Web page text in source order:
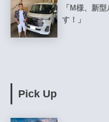
「M様、新
す！」
Pick Up